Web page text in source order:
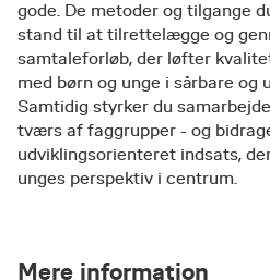
gode. De metoder og tilgange
stand til at tilrettelægge og
samtaleforløb, der løfter
med børn og unge i sårbare og
Samtidig styrker du
tværs af faggrupper - og
udviklingsorienteret indsats,
unges perspektiv i centrum.
Mere information